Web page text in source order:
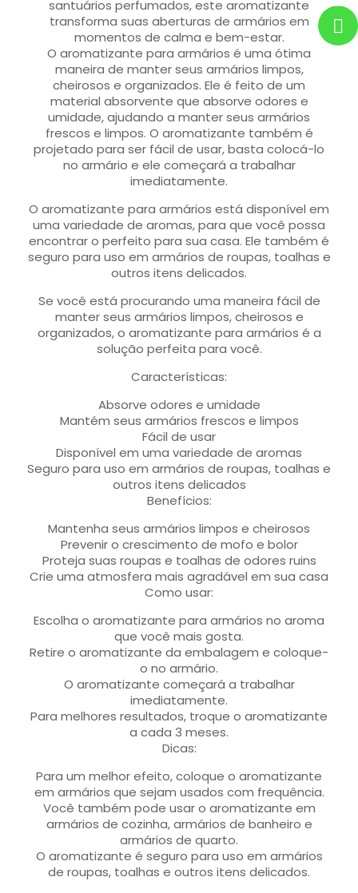
santuários perfumados, este aromatizante
transforma suas aberturas de armários em
momentos de calma e bem-estar.
O aromatizante para armários é uma ótima
maneira de manter seus armários limpos,
cheirosos e organizados. Ele é feito de um
material absorvente que absorve odores e
umidade, ajudando a manter seus armários
frescos e limpos. O aromatizante também é
projetado para ser fácil de usar, basta colocá-lo
no armário e ele começará a trabalhar
imediatamente.
O aromatizante para armários está disponível em
uma variedade de aromas, para que você possa
encontrar o perfeito para sua casa. Ele também é
seguro para uso em armários de roupas, toalhas e
outros itens delicados.
Se você está procurando uma maneira fácil de
manter seus armários limpos, cheirosos e
organizados, o aromatizante para armários é a
solução perfeita para você.
Características:
Absorve odores e umidade
Mantém seus armários frescos e limpos
Fácil de usar
Disponível em uma variedade de aromas
Seguro para uso em armários de roupas, toalhas e
outros itens delicados
Benefícios:
Mantenha seus armários limpos e cheirosos
Prevenir o crescimento de mofo e bolor
Proteja suas roupas e toalhas de odores ruins
Crie uma atmosfera mais agradável em sua casa
Como usar:
Escolha o aromatizante para armários no aroma
que você mais gosta.
Retire o aromatizante da embalagem e coloque-
o no armário.
O aromatizante começará a trabalhar
imediatamente.
Para melhores resultados, troque o aromatizante
a cada 3 meses.
Dicas:
Para um melhor efeito, coloque o aromatizante
em armários que sejam usados com frequência.
Você também pode usar o aromatizante em
armários de cozinha, armários de banheiro e
armários de quarto.
O aromatizante é seguro para uso em armários
de roupas, toalhas e outros itens delicados.